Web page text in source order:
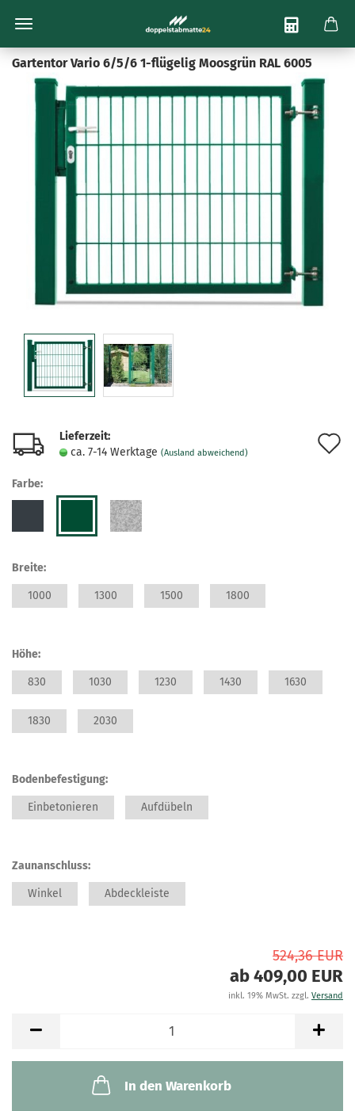
Telefon-Beratung:
Gartentor Vario 6/5/6 1-flügelig Moosgrün RAL 6005
Lieferzeit:
ca. 7-14 Werktage (Ausland abweichend)
Farbe:
Breite:
1000 1300 1500 1800
Höhe:
830 1030 1230 1430 1630
1830 2030
Bodenbefestigung:
Einbetonieren Aufdübeln
Zaunanschluss:
Winkel Abdeckleiste
524,36 EUR
ab 409,00 EUR
inkl. 19% MwSt. zzgl. Versand
In den Warenkorb